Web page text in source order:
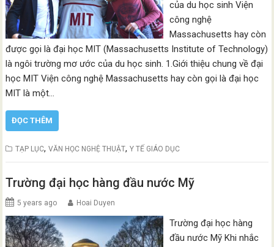
của du học sinh Viện
công nghệ
Massachusetts hay còn
được gọi là đại học MIT (Massachusetts Institute of Technology)
là ngôi trường mơ ước của du học sinh. 1.Giới thiệu chung về đại
học MIT Viện công nghệ Massachusetts hay còn gọi là đại học
MIT là một…
ĐỌC THÊM
TẠP LỤC,VĂN HỌC NGHỆ THUẬT,Y TẾ GIÁO DỤC
Trường đại học hàng đầu nước Mỹ
5 years ago Hoai Duyen
Trường đại học hàng
đầu nước Mỹ Khi nhắc